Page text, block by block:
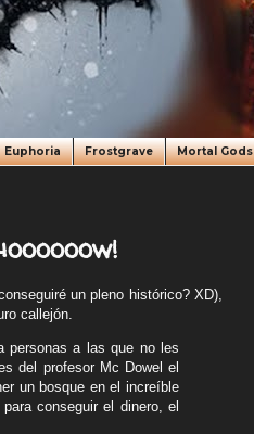
Euphoria Frostgrave Mortal Gods
un pleno histórico? XD),
callejón.
personas a las que no les
del profesor Mc Dowel el
un bosque en el increíble
conseguir el dinero, el